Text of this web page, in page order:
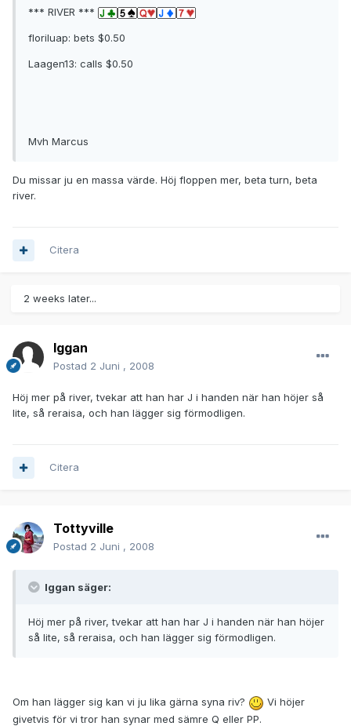
*** RIVER ***
floriluap: bets $0.50
Laagen13: calls $0.50
Mvh Marcus
Du missar ju en massa värde. Höj floppen mer, beta turn, beta
river.
Citera
2 weeks later...
Iggan
Postad 2 Juni , 2008
Höj mer på river, tvekar att han har J i handen när han höjer så
lite, så reraisa, och han lägger sig förmodligen.
Citera
Tottyville
Postad 2 Juni , 2008
Iggan säger:
Höj mer på river, tvekar att han har J i handen när han höjer
så lite, så reraisa, och han lägger sig förmodligen.
Om han lägger sig kan vi ju lika gärna syna riv?
Vi höjer
givetvis för vi tror han synar med sämre Q eller PP.